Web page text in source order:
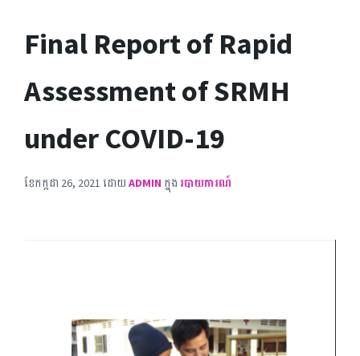
Final Report of Rapid
Assessment of SRMH
under COVID-19
ខែ​កក្កដា 26, 2021 ដោយADMIN ក្នុង របាយការណ៍